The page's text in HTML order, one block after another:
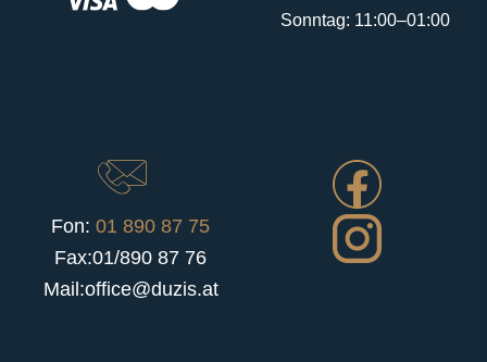
Sonntag: 11:00–01:00
Fon: 01 890 87 75
Fax:01/890 87 76
Mail:office@duzis.at